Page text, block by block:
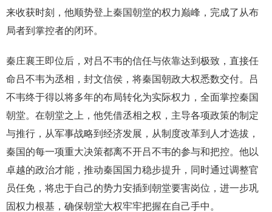
来收获时刻，他顺势登上秦国朝堂的权力巅峰，完成了从布
局者到掌控者的闭环。
秦庄襄王即位后，对吕不韦的信任与依靠达到极致，直接任
命吕不韦为丞相，封文信侯，将秦国朝政大权悉数交付。吕
不韦终于得以将多年的布局转化为实际权力，全面掌控秦国
朝堂。在朝堂之上，他凭借丞相之权，主导各项政策的制定
与推行，从军事战略到经济发展，从制度改革到人才选拔，
秦国的每一项重大决策都离不开吕不韦的参与和把控。他以
卓越的政治才能，推动秦国国力稳步提升，同时通过调整官
员任免，将忠于自己的势力安插到朝堂要害岗位，进一步巩
固权力根基，确保朝堂大权牢牢把握在自己手中。